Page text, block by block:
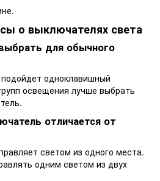
о выключателях света
для обычного
одноклавишный
освещения лучше выбрать
отличается от
светом из одного места.
одним светом из двух